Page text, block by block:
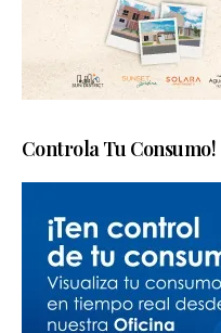
Controla Tu Consumo!